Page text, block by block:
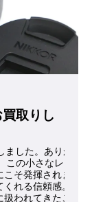
取りし
ました。ありがと
この小さなレンズ
そ発揮されます
くれる信頼感。
われてきたこと